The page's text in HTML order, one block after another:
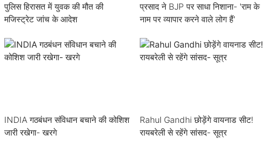
पुलिस हिरासत में युवक की मौत की
मजिस्ट्रेट जांच के आदेश
प्रसाद ने BJP पर साधा निशाना- 'राम के
नाम पर व्यापार करने वाले लोग हैं'
INDIA गठबंधन संविधान बचाने की कोशिश
जारी रखेगा- खरगे
Rahul Gandhi छोड़ेंगे वायनाड सीट!
रायबरेली से रहेंगे सांसद- सूत्र